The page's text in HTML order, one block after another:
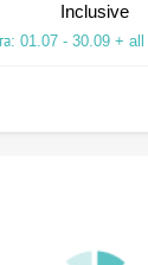
Inclusive
01.07 - 30.09 +